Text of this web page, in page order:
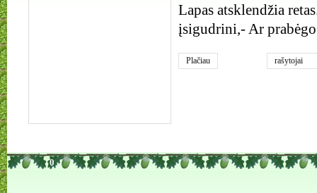
Lapas atsklendžia
įsigudrini,- Ar
Plačiau rašytojai
0